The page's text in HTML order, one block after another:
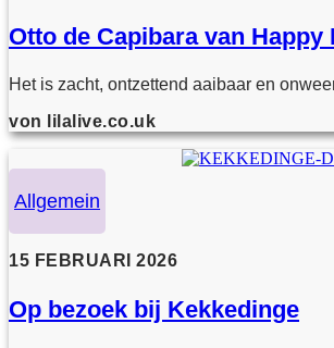
Otto de Capibara van
Het is zacht, ontzettend aaibaar en
von lilalive.co.uk
Allgemein
15 FEBRUARI 2026
Op bezoek bij Kekkedinge